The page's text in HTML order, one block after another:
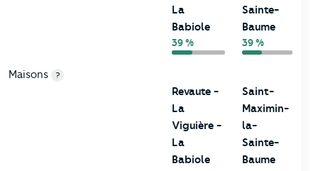
La
Babiole
39 %
Sainte-
Baume
39 %
Maisons ?
Revaute -
La
Viguière -
La
Babiole
Saint-
Maximin-
la-
Sainte-
Baume